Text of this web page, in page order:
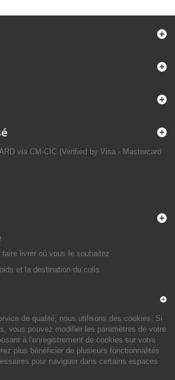
via CM-CIC (Verified by Visa - Mastercard
livrer où vous le souhaitez
et la destination du colis
de qualité, nous utilisons des cookies. Si
vous pouvez modifier les paramètres de votre
à l'enregistrement de cookies sur votre
plus bénéficier de plusieurs fonctionnalités
pour naviguer dans certains espaces